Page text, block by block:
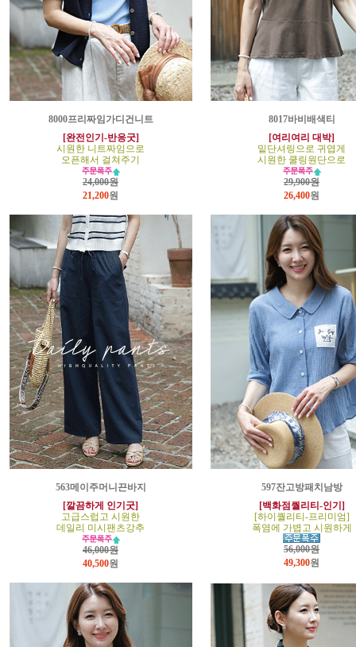
8000프리짜임가디건니트
[완전인기-반응굿]
시원한 니트짜임으로
오픈해서 걸쳐주기
24,000원
21,200원
8017바비배색티
[여리여리 대박]
밑단셔링으로 귀엽게
시원한 쿨링원단으로
29,900원
26,400원
563메이주머니끈바지
[깔끔하게 인기굿]
고급스럽고 시원한
데일리 미시팬츠강추
46,000원
40,500원
597잔고방패치남방
[백화점퀄리티-인기]
[하이퀄리티-프리미엄]
폭염에 가볍고 시원하게
56,000원
49,300원